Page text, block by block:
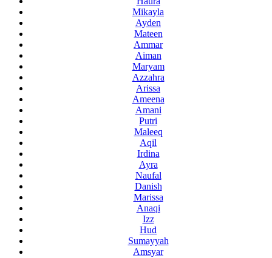
Mikayla
Ayden
Mateen
Ammar
Aiman
Maryam
Azzahra
Arissa
Ameena
Amani
Putri
Maleeq
Aqil
Irdina
Ayra
Naufal
Danish
Marissa
Anaqi
Izz
Hud
Sumayyah
Amsyar